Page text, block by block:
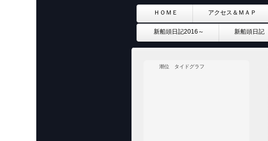
ＨＯＭＥ アクセス＆ＭＡＰ
新船頭日記2016～ 新船頭日記
潮位 タイドグラフ